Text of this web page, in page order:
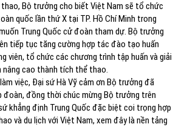
Bộ trưởng cho biết Việt Nam sẽ tổ chức
quốc lần thứ X tại TP. Hồ Chí Minh trong
Trung Quốc cử đoàn tham dự. Bộ trưởng
tiếp tục tăng cường hợp tác đào tạo huấn
viên, tổ chức các chương trình tập huấn và giải
nâng cao thành tích thể thao.
việc, Đại sứ Hà Vỹ cảm ơn Bộ trưởng đã
đoàn, đồng thời chúc mừng Bộ trưởng trên
khẳng định Trung Quốc đặc biệt coi trọng hợp
và du lịch với Việt Nam, xem đây là nền tảng